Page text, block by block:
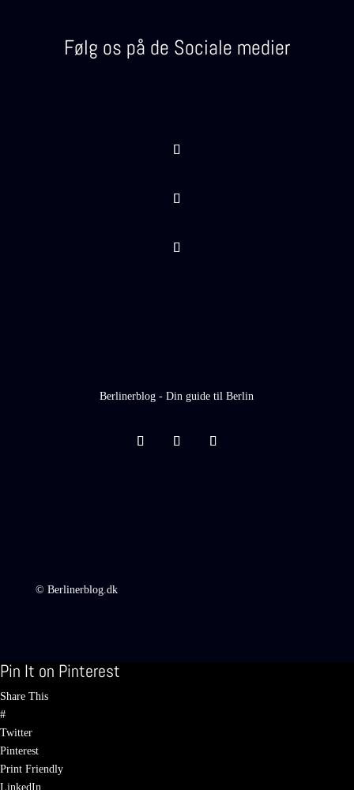
Følg os på de Sociale medier
Berlinerblog - Din guide til Berlin
© Berlinerblog.dk
Pin It on Pinterest
Share This
#
Twitter
Pinterest
Print Friendly
LinkedIn